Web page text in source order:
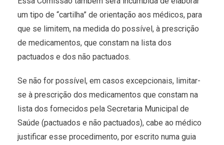
um tipo de “cartilha” de orientação aos médicos, para
que se limitem, na medida do possível, à prescrição
de medicamentos, que constam na lista dos
pactuados e dos não pactuados.
Se não for possível, em casos excepcionais, limitar-
se à prescrição dos medicamentos que constam na
lista dos fornecidos pela Secretaria Municipal de
Saúde (pactuados e não pactuados), cabe ao médico
justificar esse procedimento, por escrito numa guia